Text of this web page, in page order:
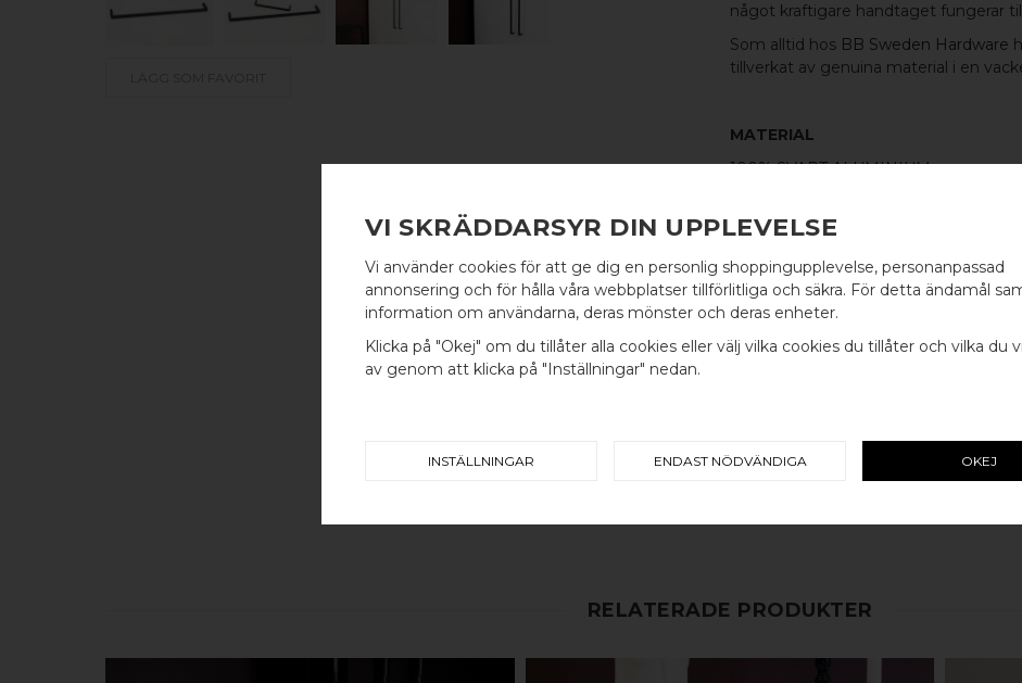
WELCOME TO
BB SWEDEN HARDWARE
Välj land / Choose country
något kraftigare handtaget fungerar
Som alltid hos BB Sweden Hardware
tillverkat av genuina material i en
MATERIAL
100% SVART ALUMINIUM
L: 328MM H: 38MM TJ: 8MM
C/C-MÅTT
320MM
INGÅR
100% ÄKTA METALL - Alla våra
koppar, rostfritt stål eller aluminium
en väldigt lång livslängd och vacker
RELATERADE PRODUKTER
VI SKRÄDDARSYR DIN UPPLEVELSE
Vi använder cookies för att ge dig en personlig shoppingupplevelse, personanpassad
annonsering och för hålla våra webbplatser tillförlitliga och säkra. För detta ändamål
information om användarna, deras mönster och deras enheter.
Klicka på "Okej" om du tillåter alla cookies eller välj vilka cookies du tillåter och vilka du
av genom att klicka på "Inställningar" nedan.
INSTÄLLNINGAR ENDAST NÖDVÄNDIGA OKEJ